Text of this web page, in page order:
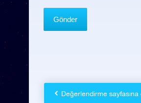
Değerlendirme sayfasına